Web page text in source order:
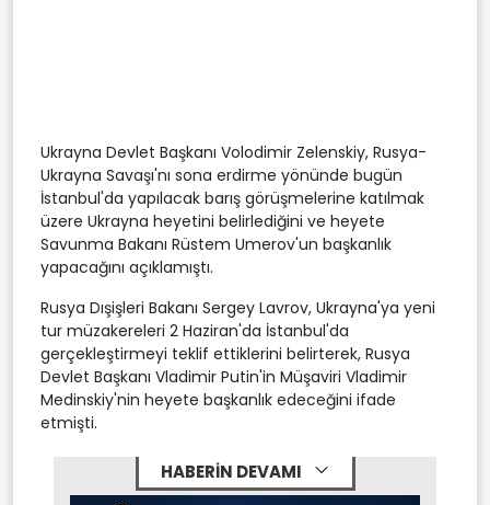
Ukrayna Devlet Başkanı Volodimir Zelenskiy, Rusya-
Ukrayna Savaşı'nı sona erdirme yönünde bugün
İstanbul'da yapılacak barış görüşmelerine katılmak
üzere Ukrayna heyetini belirlediğini ve heyete
Savunma Bakanı Rüstem Umerov'un başkanlık
yapacağını açıklamıştı.
Rusya Dışişleri Bakanı Sergey Lavrov, Ukrayna'ya yeni
tur müzakereleri 2 Haziran'da İstanbul'da
gerçekleştirmeyi teklif ettiklerini belirterek, Rusya
Devlet Başkanı Vladimir Putin'in Müşaviri Vladimir
Medinskiy'nin heyete başkanlık edeceğini ifade
etmişti.
HABERİN DEVAMI